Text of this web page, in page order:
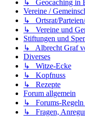
↳ Geocaching in
Vereine /
↳ Ortsrat/
↳ Vereine und
Stiftungen und
↳ Albrecht Graf
Diverses
↳ Witze-Ecke
↳ Kopfnuss
↳ Rezepte
Forum allgemein
↳ Forums-Regeln
↳ Fragen,